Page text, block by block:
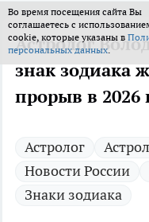
Во время посещения сайта Вы
соглашаетесь с
cookie, которые указаны в
персональных данных.
Астролог
знак зодиака
прорыв в 2026
Астролог
Новости России
Знаки зодиака